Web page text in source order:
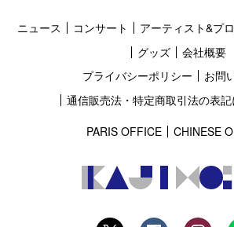
ニュース コンサート アーティスト&プ
グッズ
会社概要
プライバシーポリシー
お問
通信販売法・特定商取引法の表
PARIS OFFICE
CHINESE